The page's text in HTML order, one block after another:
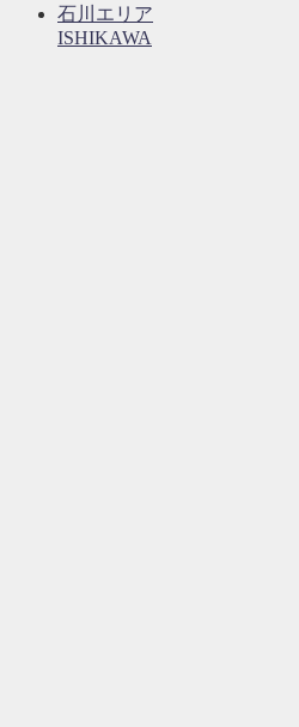
石川エリア
ISHIKAWA